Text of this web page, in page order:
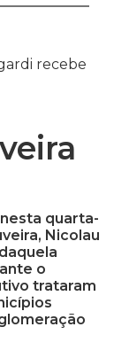
recebe
quarta-
Nicolau
o
trataram